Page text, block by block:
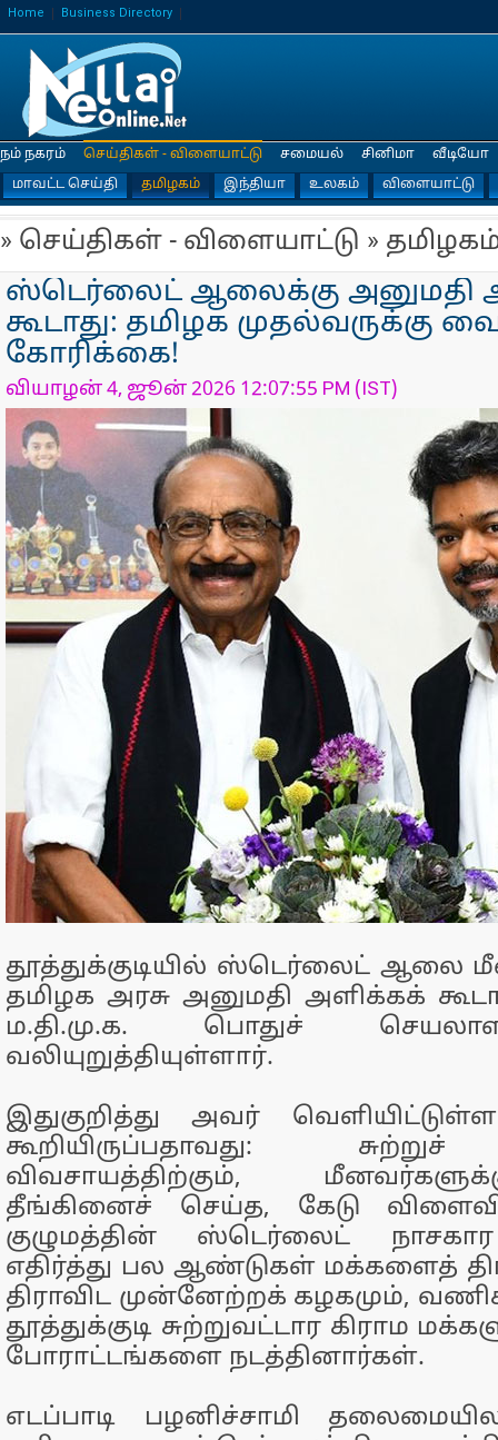
Home Business Directory
நம் நகரம்
செய்திகள் - விளையாட்டு
மாவட்ட செய்தி
தமிழகம் இந்தியா உலகம் விளையாட்டு
சமையல் சினிமா வீடியோ
» செய்திகள் - விளையாட்டு »
ஸ்டெர்லைட் ஆலைக்கு அனுமதி
கூடாது: தமிழக முதல்வருக்கு
கோரிக்கை!
வியாழன் 4, ஜூன் 2026 12:07:55 PM (IST)
தூத்துக்குடியில் ஸ்டெர்லைட் ஆலை
தமிழக அரசு அனுமதி அளிக்கக்
ம.தி.மு.க. பொதுச்
வலியுறுத்தியுள்ளார்.
இதுகுறித்து அவர்
கூறியிருப்பதாவது: சுற்றுச்
விவசாயத்திற்கும்,
தீங்கினைச் செய்த, கேடு
குழுமத்தின் ஸ்டெர்லைட்
எதிர்த்து பல ஆண்டுகள் மக்களைத்
திராவிட முன்னேற்றக் கழகமும்,
தூத்துக்குடி சுற்றுவட்டார கிராம
போராட்டங்களை நடத்தினார்கள்.
எடப்பாடி பழனிச்சாமி